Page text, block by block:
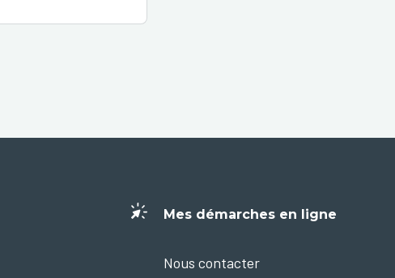
Mes démarches en ligne
Nous contacter